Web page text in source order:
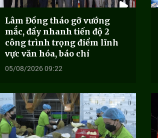
Lâm Đồng tháo gỡ vướng
mắc, đẩy nhanh tiến độ 2
công trình trọng điểm lĩnh
vực văn hóa, báo chí
05/08/2026 09:22